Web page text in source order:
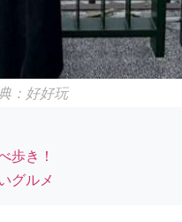
：好好玩
歩き！
グルメ